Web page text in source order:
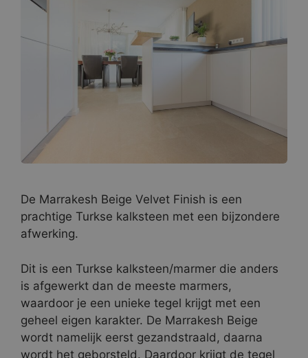
De Marrakesh Beige Velvet Finish is een
prachtige Turkse kalksteen met een bijzondere
afwerking.
Dit is een Turkse kalksteen/marmer die anders
is afgewerkt dan de meeste marmers,
waardoor je een unieke tegel krijgt met een
geheel eigen karakter. De Marrakesh Beige
wordt namelijk eerst gezandstraald, daarna
wordt het geborsteld. Daardoor krijgt de tegel